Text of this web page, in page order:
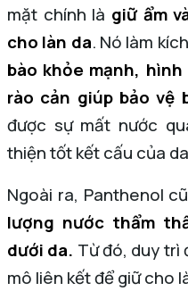
mặt chính là giữ ẩm
cho làn da. Nó làm
bào khỏe mạnh,
rào cản giúp bảo vệ
được sự mất nước
thiện tốt kết cấu của
Ngoài ra, Panthenol
lượng nước thẩm
dưới da. Từ đó, duy trì
mô liên kết để giữ cho